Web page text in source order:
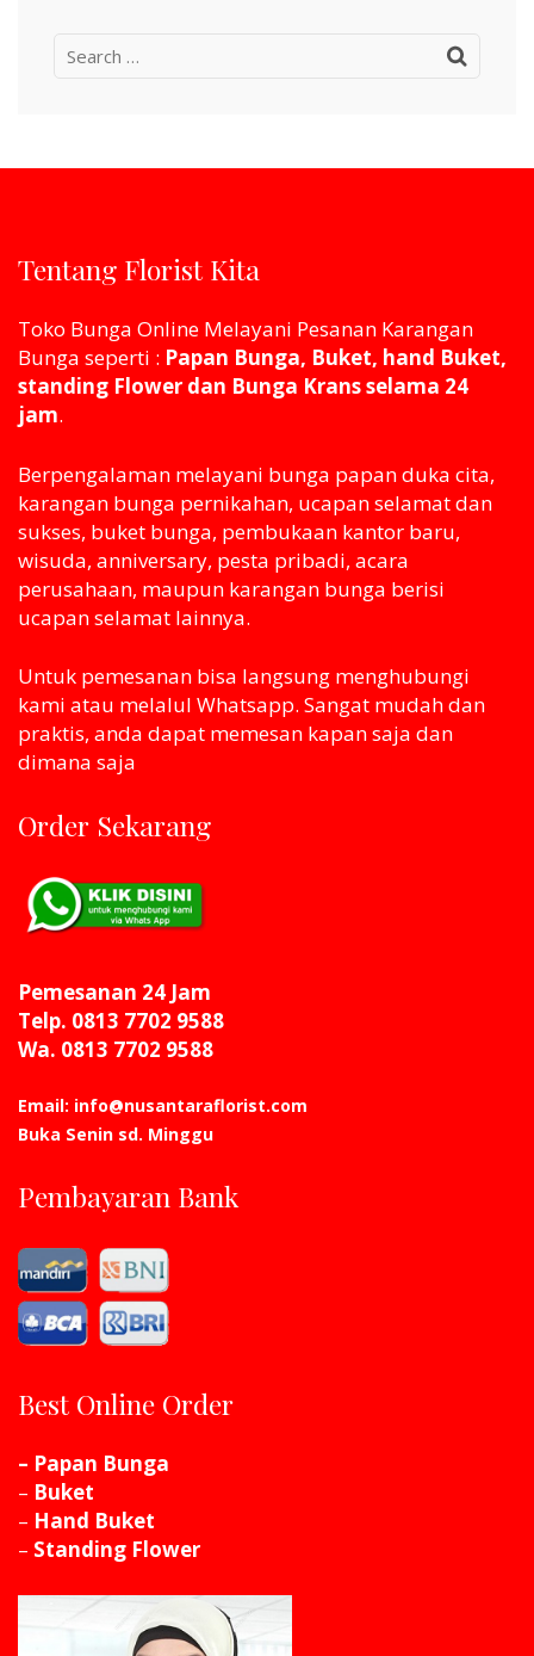
Search
Tentang Florist Kita
Toko Bunga Online Melayani Pesanan Karangan
Bunga seperti : Papan Bunga, Buket, hand Buket,
standing Flower dan Bunga Krans selama 24
jam.
Berpengalaman melayani bunga papan duka cita,
karangan bunga pernikahan, ucapan selamat dan
sukses, buket bunga, pembukaan kantor baru,
wisuda, anniversary, pesta pribadi, acara
perusahaan, maupun karangan bunga berisi
ucapan selamat lainnya.
Untuk pemesanan bisa langsung menghubungi
kami atau melaluI Whatsapp. Sangat mudah dan
praktis, anda dapat memesan kapan saja dan
dimana saja
Order Sekarang
Pemesanan 24 Jam
Telp. 0813 7702 9588
Wa. 0813 7702 9588
Email: info@nusantaraflorist.com
Buka Senin sd. Minggu
Pembayaran Bank
Best Online Order
– Papan Bunga
– Buket
– Hand Buket
– Standing Flower